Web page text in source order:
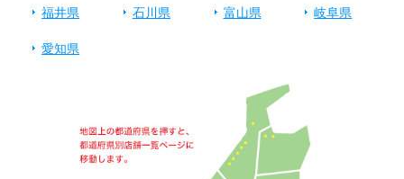
福井県
石川県 富山県
岐阜県
愛知県